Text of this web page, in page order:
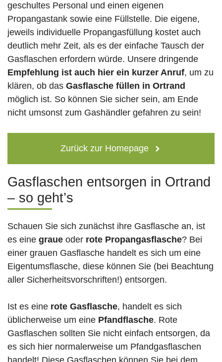
geschultes Personal und einen eigenen
Propangastank sowie eine Füllstelle. Die eigene,
jeweils individuelle Propangasfüllung kostet auch
deutlich mehr Zeit, als es der einfache Tausch der
Gasflaschen erfordern würde. Unsere dringende
Empfehlung ist auch hier ein kurzer Anruf, um zu
klären, ob das Gasflasche füllen in Ortrand
möglich ist. So können Sie sicher sein, am Ende
nicht umsonst zum Gashändler gefahren zu sein!
Zurück zur Homepage
Gasflaschen entsorgen in Ortrand
– so geht’s
Schauen Sie sich zunächst ihre Gasflasche an, ist
es eine graue oder rote Propangasflasche? Bei
einer grauen Gasflasche handelt es sich um eine
Eigentumsflasche, diese können Sie (bei Beachtung
aller Sicherheitsvorschriften!) entsorgen.
Ist es eine rote Gasflasche, handelt es sich
üblicherweise um eine Pfandflasche. Rote
Gasflaschen sollten Sie nicht einfach entsorgen, da
es sich hier normalerweise um Pfandgasflaschen